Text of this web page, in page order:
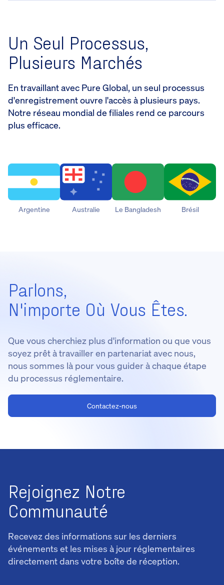
Un Seul Processus,
Plusieurs Marchés
En travaillant avec Pure Global, un seul processus
d'enregistrement ouvre l'accès à plusieurs pays.
Notre réseau mondial de filiales rend ce parcours
plus efficace.
Argentine Australie Le Bangladesh Brésil
Parlons,
N'importe Où Vous Êtes.
Que vous cherchiez plus d'information ou que vous
soyez prêt à travailler en partenariat avec nous,
nous sommes là pour vous guider à chaque étape
du processus réglementaire.
Contactez-nous
Rejoignez Notre
Communauté
Recevez des informations sur les derniers
événements et les mises à jour réglementaires
directement dans votre boîte de réception.